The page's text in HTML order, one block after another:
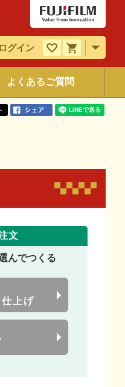
ログイン
よくあるご質問
文
んでつくる
上げ